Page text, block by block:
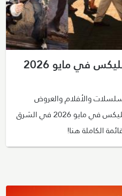
في مايو 2026
والأفلام والعروض
التلفزيونية القادمة إلى نتفليكس في مايو 2026 في الشرق
الكاملة هنا!